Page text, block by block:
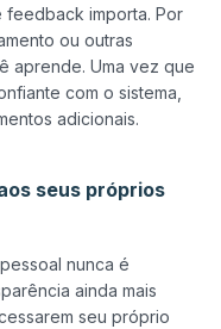
feedback importa. Por
ou outras
aprende. Uma vez que
com o sistema,
adicionais.
seus próprios
nunca é
ainda mais
seu próprio